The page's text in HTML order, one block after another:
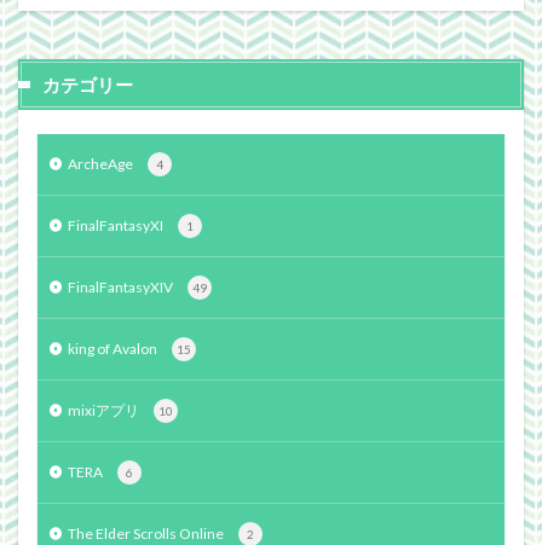
カテゴリー
ArcheAge 4
FinalFantasyXI 1
FinalFantasyXIV 49
king of Avalon 15
mixiアプリ 10
TERA 6
The Elder Scrolls Online 2